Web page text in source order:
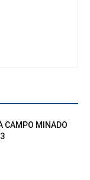
CAMPO MINADO